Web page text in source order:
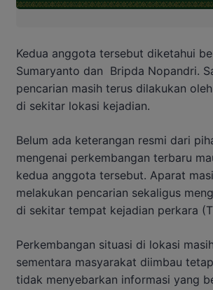
Kedua anggota tersebut diketahui
Sumaryanto dan Bripda Nopandri.
pencarian masih terus dilakukan
di sekitar lokasi kejadian.
Belum ada keterangan resmi dari
mengenai perkembangan terbaru
kedua anggota tersebut. Aparat
melakukan pencarian sekaligus
di sekitar tempat kejadian perkara
Perkembangan situasi di lokasi
sementara masyarakat diimbau
tidak menyebarkan informasi yang